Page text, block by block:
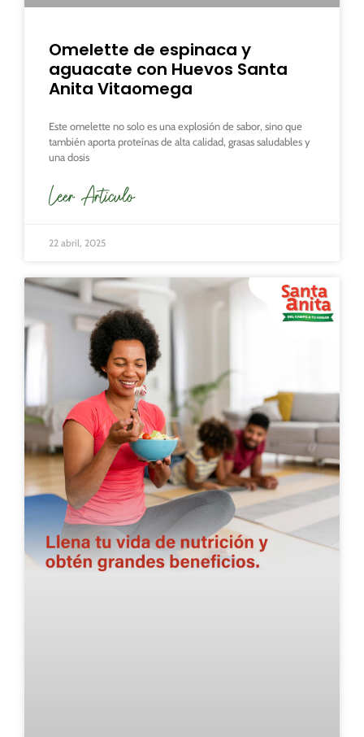
Omelette de espinaca y
aguacate con Huevos Santa
Anita Vitaomega
Este omelette no solo es una explosión de sabor, sino que
también aporta proteínas de alta calidad, grasas saludables y
una dosis
Leer Articulo
22 abril, 2025